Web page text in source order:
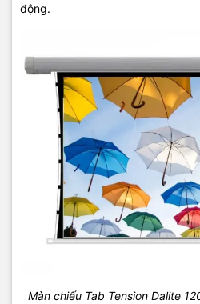
động.
Màn chiếu Tab Tension Dalite